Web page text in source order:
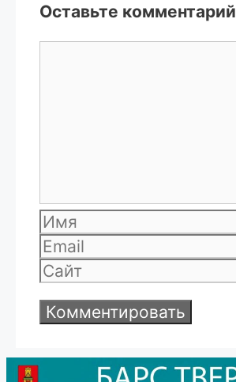
Оставьте комментарий
Имя
Email
Сайт